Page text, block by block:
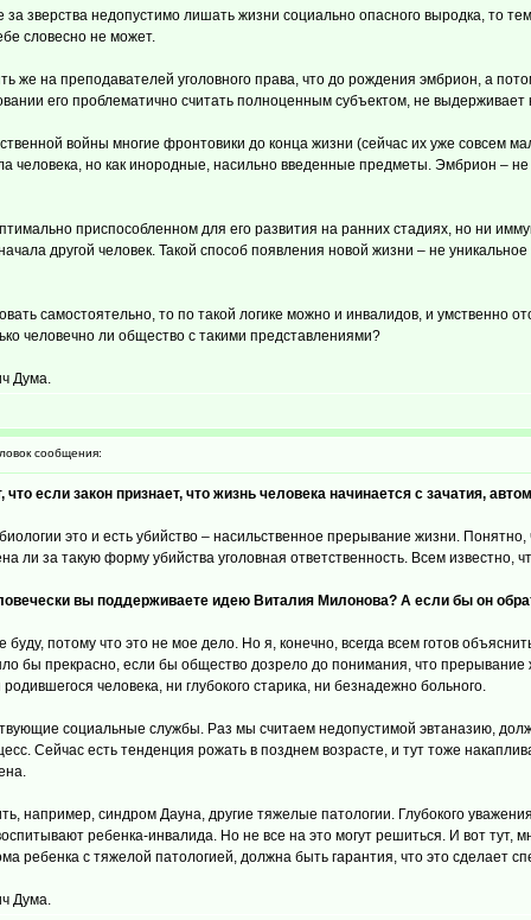
за зверства недопустимо лишать жизни социально опасного выродка, то
словесно не может.
же на преподавателей уголовного права, что до рождения эмбрион, а
его проблематично считать полноценным субъектом, не выдерживает
войны многие фронтовики до конца жизни (сейчас их уже совсем
человека, но как инородные, насильно введенные предметы. Эмбрион –
приспособленном для его развития на ранних стадиях, но ни
другой человек. Такой способ появления новой жизни – не
самостоятельно, то по такой логике можно и инвалидов, и умственно
человечно ли общество с такими представлениями?
Дума.
сообщения:
если закон признает, что жизнь человека начинается с зачатия,
это и есть убийство – насильственное прерывание жизни.
ли за такую форму убийства уголовная ответственность. Всем известно,
вы поддерживаете идею Виталия Милонова? А если бы он
буду, потому что это не мое дело. Но я, конечно, всегда всем готов
бы прекрасно, если бы общество дозрело до понимания, что прерывание
человека, ни глубокого старика, ни безнадежно больного.
социальные службы. Раз мы считаем недопустимой эвтаназию,
Сейчас есть тенденция рожать в позднем возрасте, и тут тоже
например, синдром Дауна, другие тяжелые патологии. Глубокого
ребенка-инвалида. Но не все на это могут решиться. И вот тут,
ребенка с тяжелой патологией, должна быть гарантия, что это сделает
Дума.